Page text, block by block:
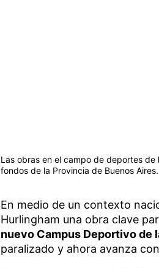
Las obras en el campo de deportes
fondos de la Provincia de Buenos Aires.
En medio de un contexto
Hurlingham una obra clave
nuevo Campus Deportivo de
paralizado y ahora avanza